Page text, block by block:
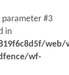
parameter #3
in
web/
wf-